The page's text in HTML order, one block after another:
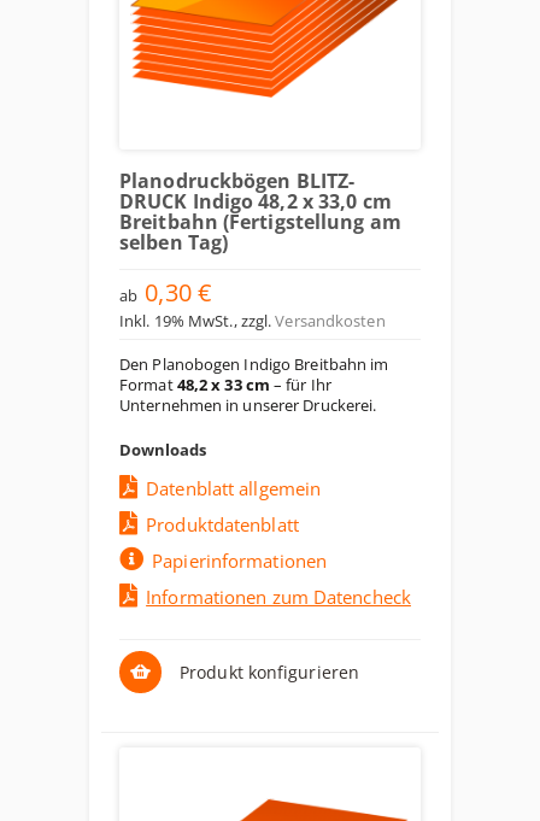
Planodruckbögen BLITZ-
DRUCK Indigo 48,2 x 33,0 cm
Breitbahn (Fertigstellung am
selben Tag)
ab 0,30 €
Inkl. 19% MwSt.,zzgl.Versandkosten
Den Planobogen Indigo Breitbahn im
Format48,2 x 33 cm – für Ihr
Unternehmen in unserer Druckerei.
Downloads
Datenblatt allgemein
Produktdatenblatt
Papierinformationen
Informationen zum Datencheck
Produkt konfigurieren